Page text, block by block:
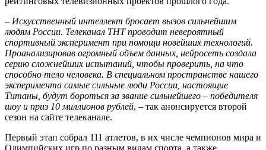
– Искусственный интеллект бросает вызов сильнейшим
людям России. Телеканал ТНТ проводит невероятный
спортивный эксперимент при помощи новейших технологий.
Проанализировав огромный объем данных, нейросеть создала
серию сложнейших испытаний, чтобы проверить, на что
способно тело человека. В специальном пространстве нашего
эксперимента самые сильные люди России, настоящие
Титаны, будут бороться за звание сильнейшего – победителя
шоу и приз 10 миллионов рублей, – так анонсируется второй
сезон на сайте телеканале.
Первый этап собрал 111 атлетов, в их числе чемпионов мира и